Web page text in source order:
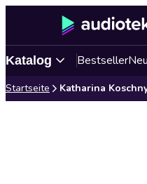
Katalog Bestseller
Startseite Katharina